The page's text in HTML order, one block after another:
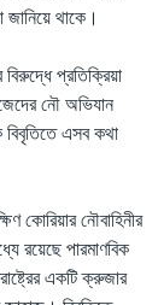
জানিয়ে থাকে।
বিরুদ্ধে প্রতিক্রিয়া
নৌ অভিযান
বিবৃতিতে এসব কথা
কোরিয়ার নৌবাহিনীর
রয়েছে পারমাণবিক
একটি ক্রুজার